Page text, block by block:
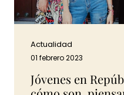
Actualidad
01 febrero 2023
Jóvenes en